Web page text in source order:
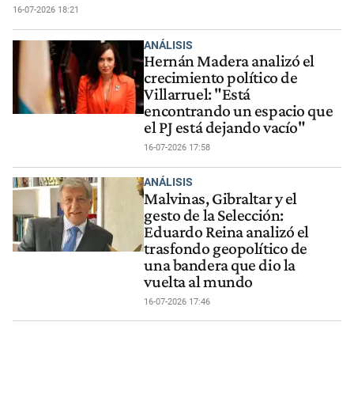
16-07-2026 18:21
ANÁLISIS
Hernán Madera analizó el
crecimiento político de
Villarruel: "Está
encontrando un espacio que
el PJ está dejando vacío"
16-07-2026 17:58
ANÁLISIS
Malvinas, Gibraltar y el
gesto de la Selección:
Eduardo Reina analizó el
trasfondo geopolítico de
una bandera que dio la
vuelta al mundo
16-07-2026 17:46